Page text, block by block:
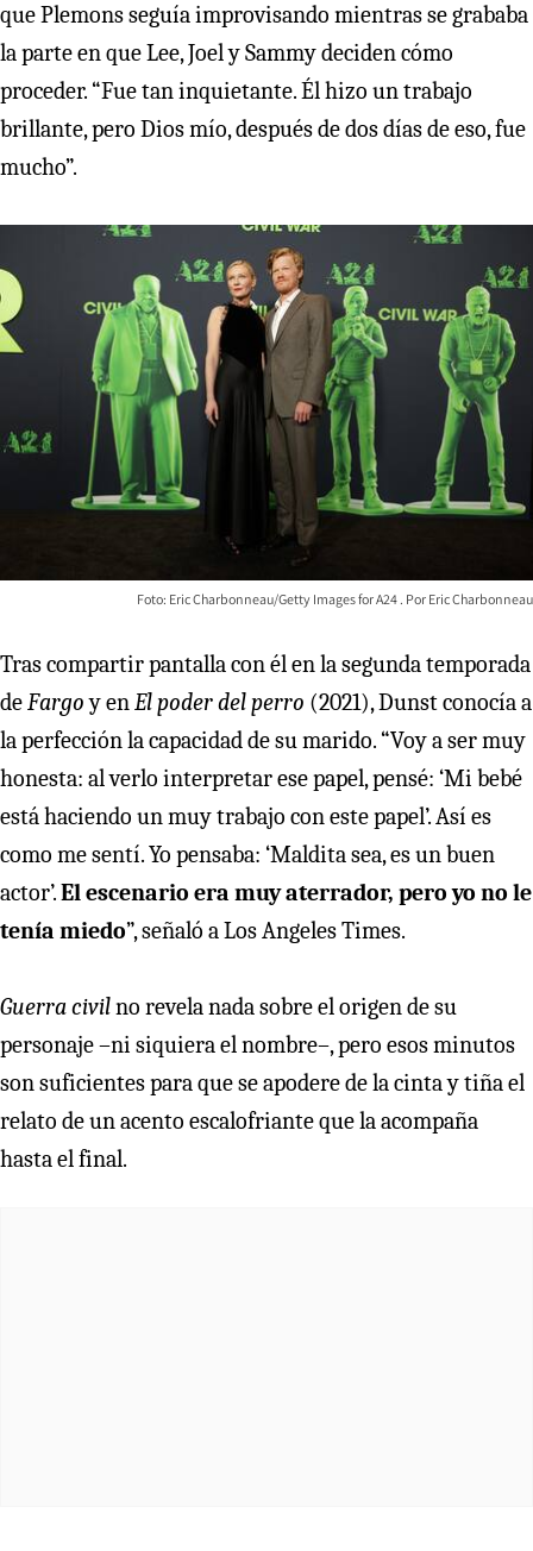
que Plemons seguía improvisando mientras se grababa
la parte en que Lee, Joel y Sammy deciden cómo
proceder. “Fue tan inquietante. Él hizo un trabajo
brillante, pero Dios mío, después de dos días de eso, fue
mucho”.
Foto: Eric Charbonneau/Getty Images for A24 Eric Charbonneau
Tras compartir pantalla con él en la segunda temporada
deFargoy enEl poder del perro (2021), Dunst conocía a
la perfección la capacidad de su marido. “Voy a ser muy
honesta: al verlo interpretar ese papel, pensé: ‘Mi bebé
está haciendo un muy trabajo con este papel’. Así es
como me sentí. Yo pensaba: ‘Maldita sea, es un buen
actor’.El escenario era muy aterrador, pero yo no le
tenía miedo”, señaló a Los Angeles Times.
Guerra civilno revela nada sobre el origen de su
personaje –ni siquiera el nombre–, pero esos minutos
son suficientes para que se apodere de la cinta y tiña el
relato de un acento escalofriante que la acompaña
hasta el final.